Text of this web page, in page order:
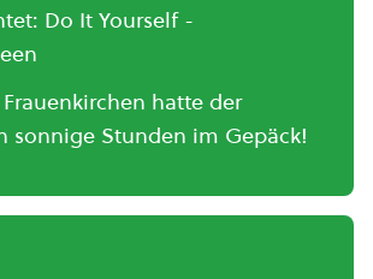
Do It Yourself -
hatte der
sonnige Stunden im Gepäck!